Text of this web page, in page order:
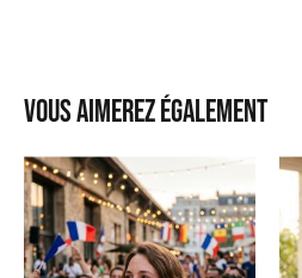
Vous aimerez également